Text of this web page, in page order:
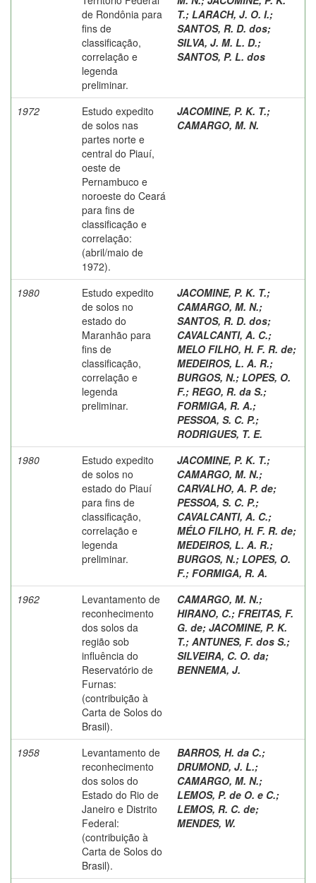
de Rondônia para
fins de
classificação,
correlação e
legenda
preliminar.
T.; LARACH, J. O. I.;
SANTOS, R. D. dos;
SILVA, J. M. L. D.;
SANTOS, P. L. dos
1972
Estudo expedito
de solos nas
partes norte e
central do Piauí,
oeste de
Pernambuco e
noroeste do Ceará
para fins de
classificação e
correlação:
(abril/maio de
1972).
JACOMINE, P. K. T.;
CAMARGO, M. N.
1980
Estudo expedito
de solos no
estado do
Maranhão para
fins de
classificação,
correlação e
legenda
preliminar.
JACOMINE, P. K. T.;
CAMARGO, M. N.;
SANTOS, R. D. dos;
CAVALCANTI, A. C.;
MELO FILHO, H. F. R. de;
MEDEIROS, L. A. R.;
BURGOS, N.; LOPES, O.
F.; REGO, R. da S.;
FORMIGA, R. A.;
PESSOA, S. C. P.;
RODRIGUES, T. E.
1980
Estudo expedito
de solos no
estado do Piauí
para fins de
classificação,
correlação e
legenda
preliminar.
JACOMINE, P. K. T.;
CAMARGO, M. N.;
CARVALHO, A. P. de;
PESSOA, S. C. P.;
CAVALCANTI, A. C.;
MÉLO FILHO, H. F. R. de;
MEDEIROS, L. A. R.;
BURGOS, N.; LOPES, O.
F.; FORMIGA, R. A.
1962
Levantamento de
reconhecimento
dos solos da
região sob
influência do
Reservatório de
Furnas:
(contribuição à
Carta de Solos do
Brasil).
CAMARGO, M. N.;
HIRANO, C.; FREITAS, F.
G. de; JACOMINE, P. K.
T.; ANTUNES, F. dos S.;
SILVEIRA, C. O. da;
BENNEMA, J.
1958
Levantamento de
reconhecimento
dos solos do
Estado do Rio de
Janeiro e Distrito
Federal:
(contribuição à
Carta de Solos do
Brasil).
BARROS, H. da C.;
DRUMOND, J. L.;
CAMARGO, M. N.;
LEMOS, P. de O. e C.;
LEMOS, R. C. de;
MENDES, W.